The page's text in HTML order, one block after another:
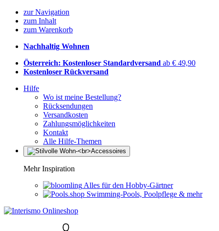
zur Navigation
zum Inhalt
zum Warenkorb
Nachhaltig Wohnen
Österreich: Kostenloser Standardversand ab € 49,90
Kostenloser Rückversand
Hilfe
Wo ist meine Bestellung?
Rücksendungen
Versandkosten
Zahlungsmöglichkeiten
Kontakt
Alle Hilfe-Themen
Mehr Inspiration
Alles für den Hobby-Gärtner
Swimming-Pools, Poolpflege & mehr